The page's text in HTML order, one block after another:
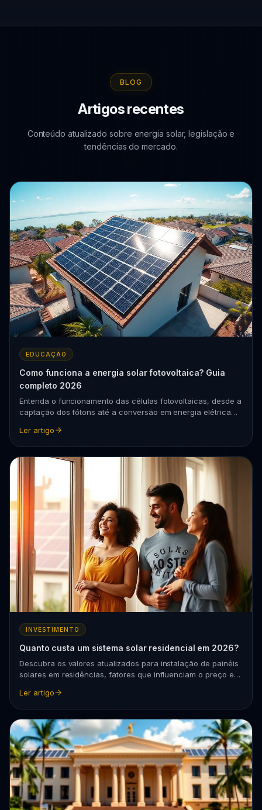
BLOG
Artigos recentes
Conteúdo atualizado sobre energia solar, legislação e
tendências do mercado.
EDUCAÇÃO
Como funciona a energia solar fotovoltaica? Guia
completo 2026
Entenda o funcionamento das células fotovoltaicas, desde a
captação dos fótons até a conversão em energia elétrica
Ler artigo
INVESTIMENTO
Quanto custa um sistema solar residencial em 2026?
Descubra os valores atualizados para instalação de painéis
solares em residências, fatores que influenciam o preço e
Ler artigo